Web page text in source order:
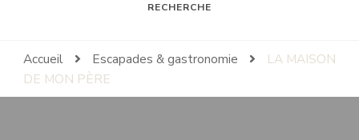
RECHERCHE
Accueil Escapades & gastronomie
LA MAISON
DE MON PÈRE